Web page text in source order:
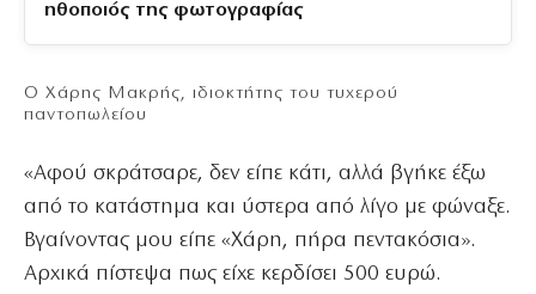
ηθοποιός της φωτογραφίας
Ο Χάρης Μακρής, ιδιοκτήτης του τυχερού
παντοπωλείου
«Αφού σκράτσαρε, δεν είπε κάτι, αλλά βγήκε έξω
από το κατάστημα και ύστερα από λίγο με φώναξε.
Βγαίνοντας μου είπε «Χάρη, πήρα πεντακόσια».
Αρχικά πίστεψα πως είχε κερδίσει 500 ευρώ.